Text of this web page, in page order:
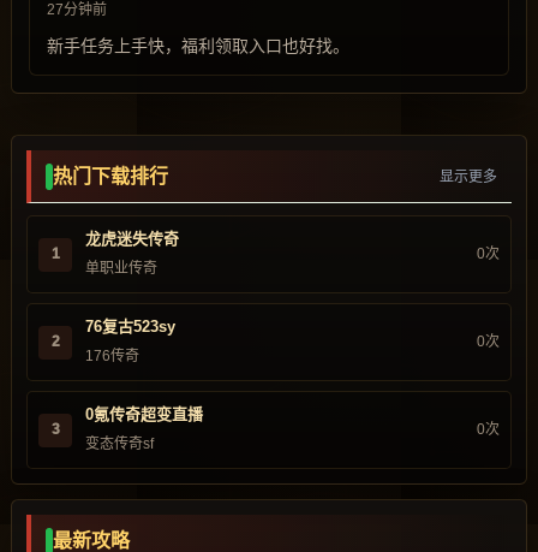
27分钟前
新手任务上手快，福利领取入口也好找。
热门下载排行 显示更多
1
龙虎迷失传奇
单职业传奇
0次
2
76复古523sy
176传奇
0次
3
0氪传奇超变直播
变态传奇sf
0次
最新攻略